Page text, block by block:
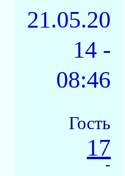
21.05.20
14 -
08:46
Гость
17
-